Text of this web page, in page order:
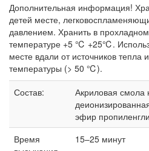
Дополнительная информация!
детей месте,
давлением. Хранить в
температуре +5 ℃ +25℃.
месте вдали от источников тепла
температуры (> 50 ℃).
Состав:
Акриловая смола
эфир
Время
15–25 минут